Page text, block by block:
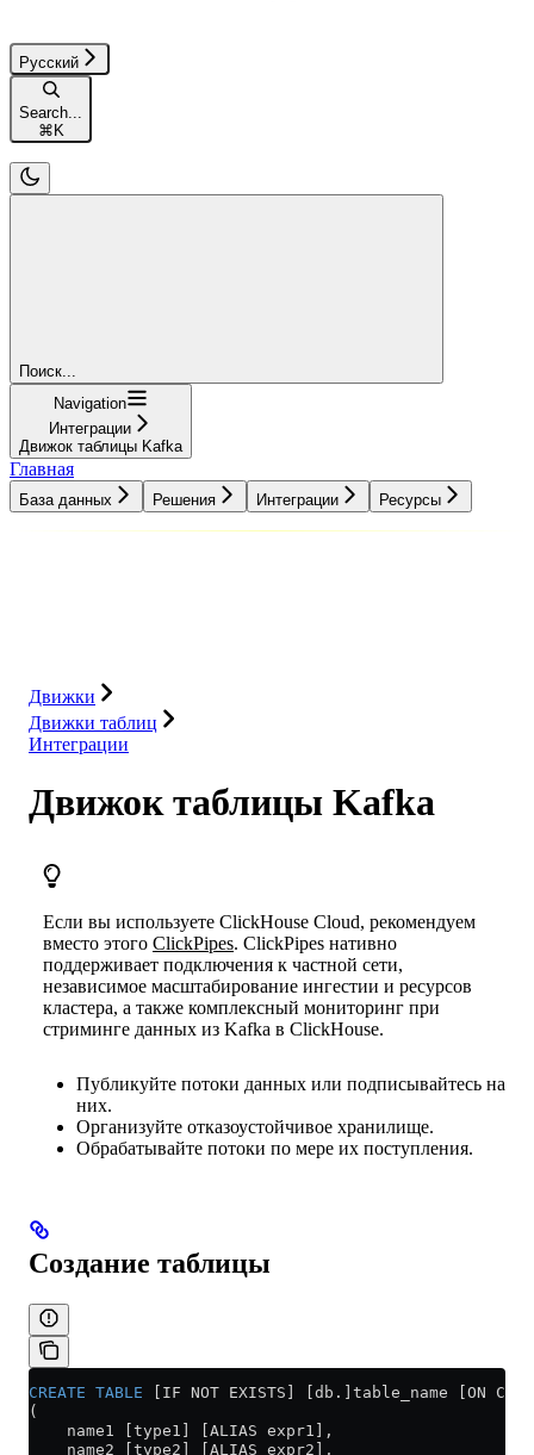
Русский
Search...
⌘K
Поиск...
Navigation
Интеграции
Движок таблицы Kafka
Главная
База данных Решения Интеграции Ресурсы
Движки
Движки таблиц
Интеграции
Движок таблицы Kafka
Если вы используете ClickHouse Cloud, рекомендуем
вместо этого ClickPipes. ClickPipes нативно
поддерживает подключения к частной сети,
независимое масштабирование ингестии и ресурсов
кластера, а также комплексный мониторинг при
стриминге данных из Kafka в ClickHouse.
Публикуйте потоки данных или подписывайтесь на
них.
Организуйте отказоустойчивое хранилище.
Обрабатывайте потоки по мере их поступления.
Создание таблицы
CREATE TABLE [IF NOT EXISTS] [db.]table_name [ON
(
    name1 [type1] [ALIAS expr1],
    name2 [type2] [ALIAS expr2],